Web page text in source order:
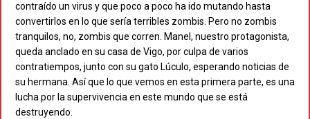
contraído un virus y que poco a poco ha ido mutando hasta
convertirlos en lo que sería terribles zombis. Pero no zombis
tranquilos, no, zombis que corren. Manel, nuestro protagonista,
queda anclado en su casa de Vigo, por culpa de varios
contratiempos, junto con su gato Lúculo, esperando noticias de
su hermana. Así que lo que vemos en esta primera parte, es una
lucha por la supervivencia en este mundo que se está
destruyendo.